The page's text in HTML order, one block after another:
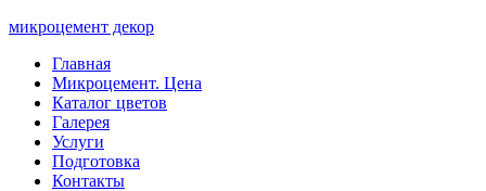
микроцемент декор
Главная
Микроцемент. Цена
Каталог цветов
Галерея
Услуги
Подготовка
Контакты